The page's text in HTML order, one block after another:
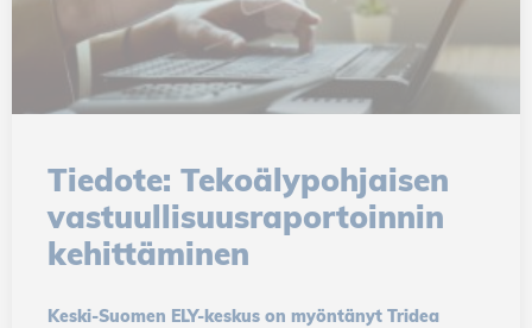
Tiedote: Tekoälypohjaisen
vastuullisuusraportoinnin
kehittäminen
Keski-Suomen ELY-keskus on myöntänyt Tridea